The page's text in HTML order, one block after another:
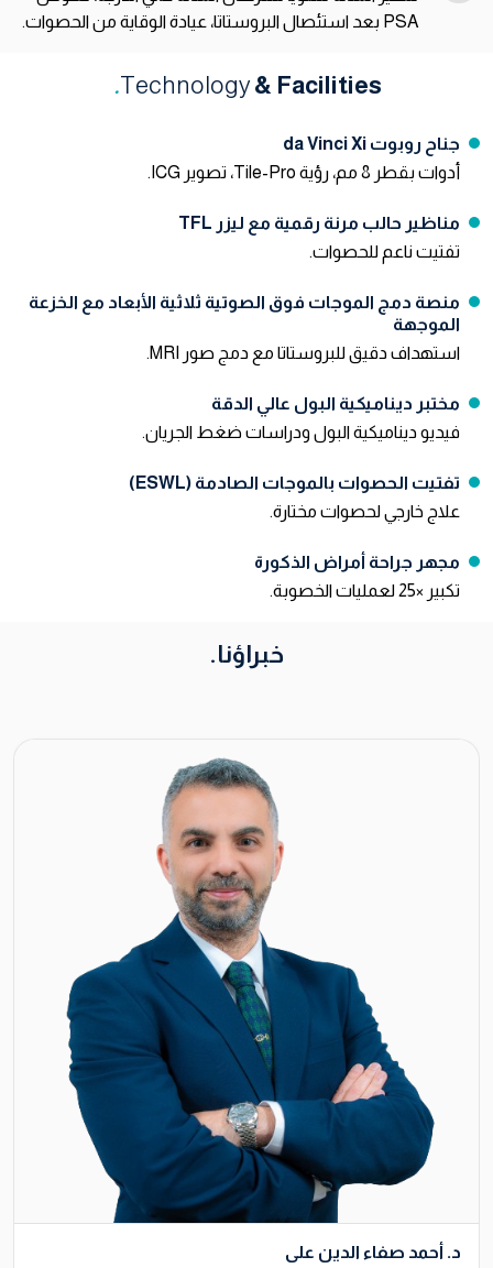
PSA بعد استئصال البروستاتا، عيادة الوقاية من الحصوات.
Technology& Facilities
.
جناح روبوت da Vinci Xi
أدوات بقطر 8 مم، رؤية Tile-Pro، تصوير ICG.
مناظير حالب مرنة رقمية مع ليزر TFL
تفتيت ناعم للحصوات.
منصة دمج الموجات فوق الصوتية ثلاثية الأبعاد مع الخزعة
الموجهة
استهداف دقيق للبروستاتا مع دمج صور MRI.
مختبر ديناميكية البول عالي الدقة
فيديو ديناميكية البول ودراسات ضغط الجريان.
تفتيت الحصوات بالموجات الصادمة (ESWL)
علاج خارجي لحصوات مختارة.
مجهر جراحة أمراض الذكورة
تكبير ×25 لعمليات الخصوبة.
خبراؤنا.
د. أحمد صفاء الدين علي